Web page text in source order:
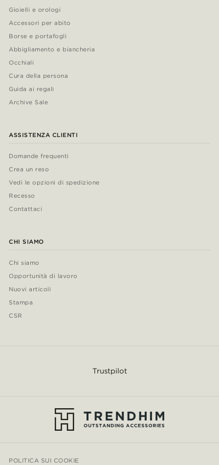
Gioielli e orologi
Accessori per abito
Borse e portafogli
Abbigliamento e biancheria
Occhiali
Cura della persona
Guida ai regali
Archive Sale
ASSISTENZA CLIENTI
Domande frequenti
Crea un reso
Vedi le opzioni di spedizione
Recesso
Contattaci
CHI SIAMO
Chi siamo
Opportunità di lavoro
Nuovi articoli
Stampa
CSR
Trustpilot
POLITICA SUI COOKIE